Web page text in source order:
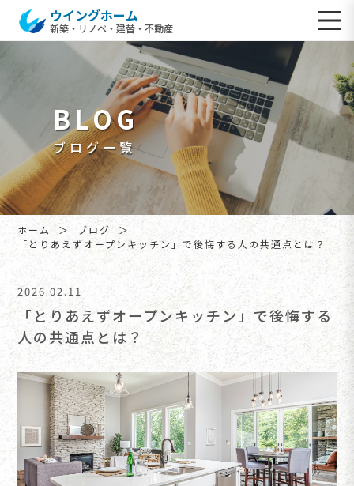
ウイングホーム
新築・リノベ・建替・不動産
BLOG
ブログ一覧
ホーム
ブログ
「とりあえずオープンキッチン」で後悔する人の共通点とは？
2026.02.11
「とりあえずオープンキッチン」で後悔する
人の共通点とは？